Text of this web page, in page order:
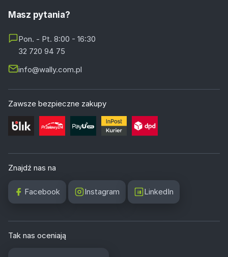
Masz pytania?
Pon. - Pt. 8:00 - 16:30
32 720 94 75
info@wally.com.pl
Zawsze bezpieczne zakupy
Znajdź nas na
Facebook Instagram LinkedIn
Tak nas oceniają